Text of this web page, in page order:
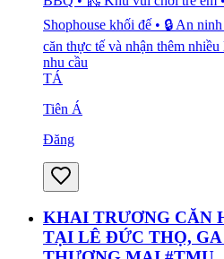
Shophouse khối đế • 🔒 An
căn thực tế và nhận thêm
nhu cầu
TÁ
Tiên Á
Đăng
KHAI TRƯƠNG CĂN
TẠI LÊ ĐỨC THỌ,